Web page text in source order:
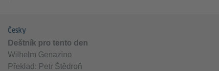
Česky
Deštník pro tento den
Wilhelm Genazino
Překlad: Petr Štědroň